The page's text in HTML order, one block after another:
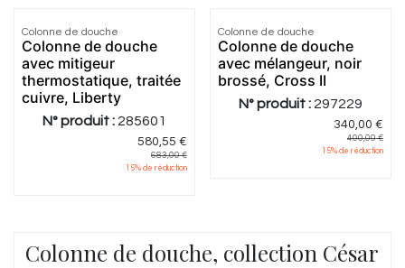
Colonne de douche
Colonne de douche
avec mitigeur
thermostatique, traitée
cuivre, Liberty
N° produit : 285601
580,55 €
683,00€
15% de réduction
Colonne de douche
Colonne de douche
avec mélangeur, noir
brossé, Cross II
N° produit : 297229
340,00 €
400,00€
15% de réduction
Colonne de douche, collection César